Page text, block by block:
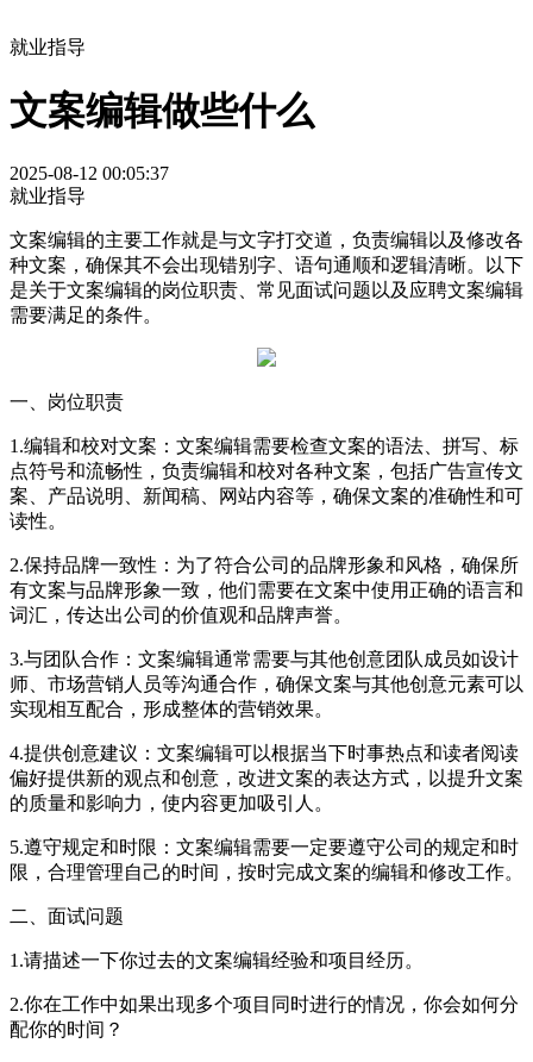
就业指导
文案编辑做些什么
2025-08-12 00:05:37
就业指导
文案编辑的主要工作就是与文字打交道，负责编辑以及修改各
种文案，确保其不会出现错别字、语句通顺和逻辑清晰。以下
是关于文案编辑的岗位职责、常见面试问题以及应聘文案编辑
需要满足的条件。
一、岗位职责
1.编辑和校对文案：文案编辑需要检查文案的语法、拼写、标
点符号和流畅性，负责编辑和校对各种文案，包括广告宣传文
案、产品说明、新闻稿、网站内容等，确保文案的准确性和可
读性。
2.保持品牌一致性：为了符合公司的品牌形象和风格，确保所
有文案与品牌形象一致，他们需要在文案中使用正确的语言和
词汇，传达出公司的价值观和品牌声誉。
3.与团队合作：文案编辑通常需要与其他创意团队成员如设计
师、市场营销人员等沟通合作，确保文案与其他创意元素可以
实现相互配合，形成整体的营销效果。
4.提供创意建议：文案编辑可以根据当下时事热点和读者阅读
偏好提供新的观点和创意，改进文案的表达方式，以提升文案
的质量和影响力，使内容更加吸引人。
5.遵守规定和时限：文案编辑需要一定要遵守公司的规定和时
限，合理管理自己的时间，按时完成文案的编辑和修改工作。
二、面试问题
1.请描述一下你过去的文案编辑经验和项目经历。
2.你在工作中如果出现多个项目同时进行的情况，你会如何分
配你的时间？